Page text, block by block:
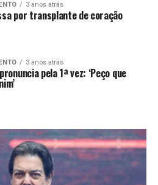
3 anos atrás
por transplante de coração
3 anos atrás
pela 1ª vez: ‘Peço que